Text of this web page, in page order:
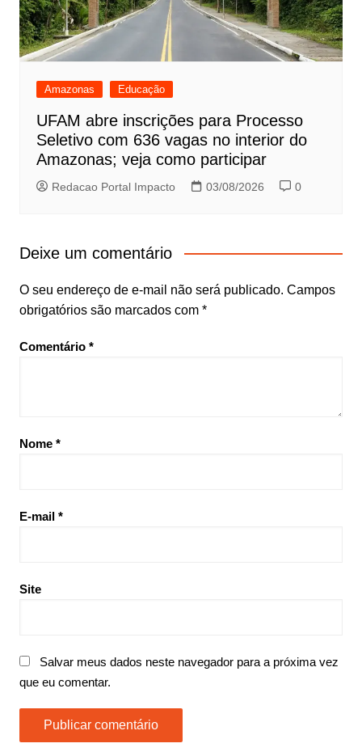
Amazonas Educação
UFAM abre inscrições para Processo
Seletivo com 636 vagas no interior do
Amazonas; veja como participar
Redacao Portal Impacto 03/08/2026 0
Deixe um comentário
O seu endereço de e-mail não será publicado. Campos
obrigatórios são marcados com *
Comentário *
Nome *
E-mail *
Site
Salvar meus dados neste navegador para a próxima vez
que eu comentar.